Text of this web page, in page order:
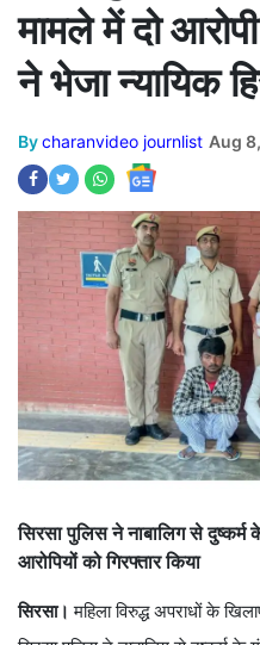
मामले में दो
ने भेजा न्यायिक
Bycharanvideo journlist Aug
सिरसा पुलिस ने नाबालिग से दुष्कर्म
आरोपियों को गिरफ्तार किया
सिरसा। महिला विरुद्ध अपराधों के